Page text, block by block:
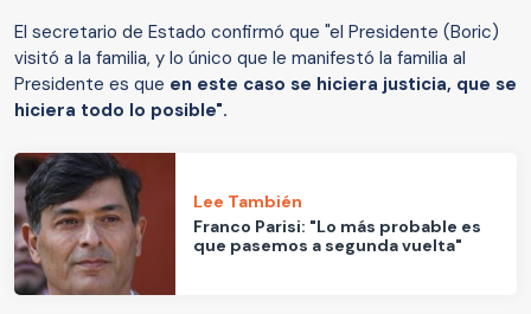
El secretario de Estado confirmó que "el Presidente (Boric)
visitó a la familia, y lo único que le manifestó la familia al
Presidente es que en este caso se hiciera justicia, que se
hiciera todo lo posible".
Lee También
Franco Parisi: "Lo más probable es
que pasemos a segunda vuelta"